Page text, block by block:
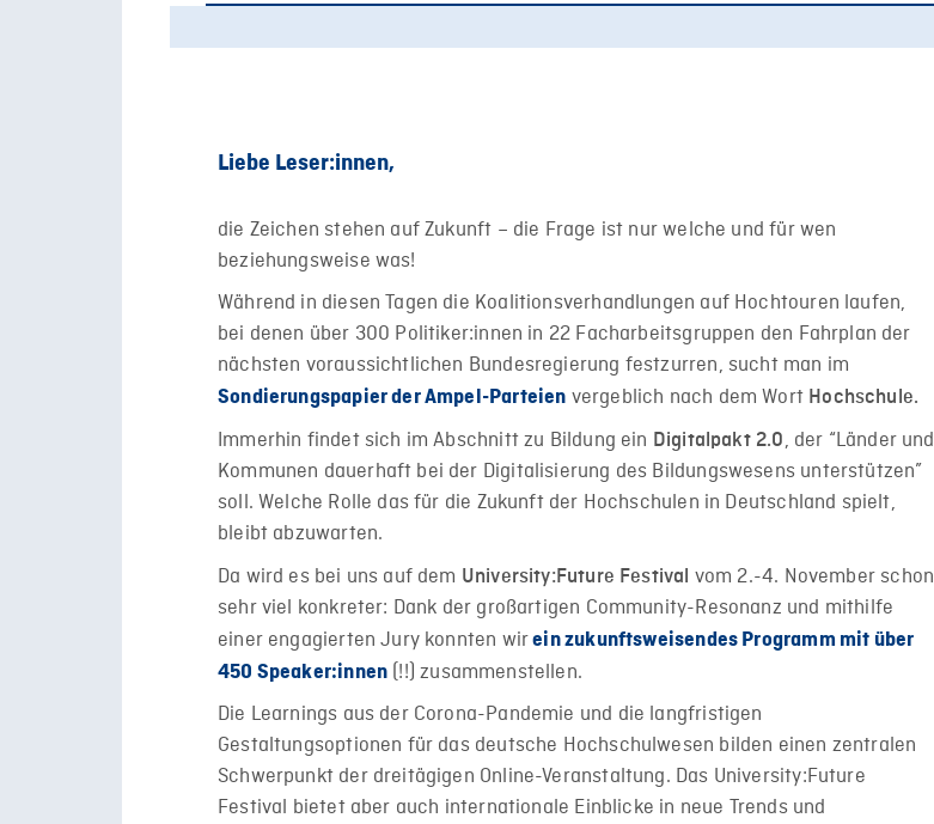
Liebe Leser:innen,
die Zeichen stehen auf Zukunft – die Frage ist nur welche und für wen
beziehungsweise was!
Während in diesen Tagen die Koalitionsverhandlungen auf Hochtouren laufen,
bei denen über 300 Politiker:innen in 22 Facharbeitsgruppen den Fahrplan der
nächsten voraussichtlichen Bundesregierung festzurren, sucht man im
Sondierungspapier der Ampel-Parteien vergeblich nach dem Wort Hochschule.
Immerhin findet sich im Abschnitt zu Bildung ein Digitalpakt 2.0, der “Länder und
Kommunen dauerhaft bei der Digitalisierung des Bildungswesens unterstützen”
soll. Welche Rolle das für die Zukunft der Hochschulen in Deutschland spielt,
bleibt abzuwarten.
Da wird es bei uns auf dem University:Future Festival vom 2.-4. November schon
sehr viel konkreter: Dank der großartigen Community-Resonanz und mithilfe
einer engagierten Jury konnten wirein zukunftsweisendes Programm mit über
450 Speaker:innen (!!) zusammenstellen.
Die Learnings aus der Corona-Pandemie und die langfristigen
Gestaltungsoptionen für das deutsche Hochschulwesen bilden einen zentralen
Schwerpunkt der dreitägigen Online-Veranstaltung. Das University:Future
Festival bietet aber auch internationale Einblicke in neue Trends und